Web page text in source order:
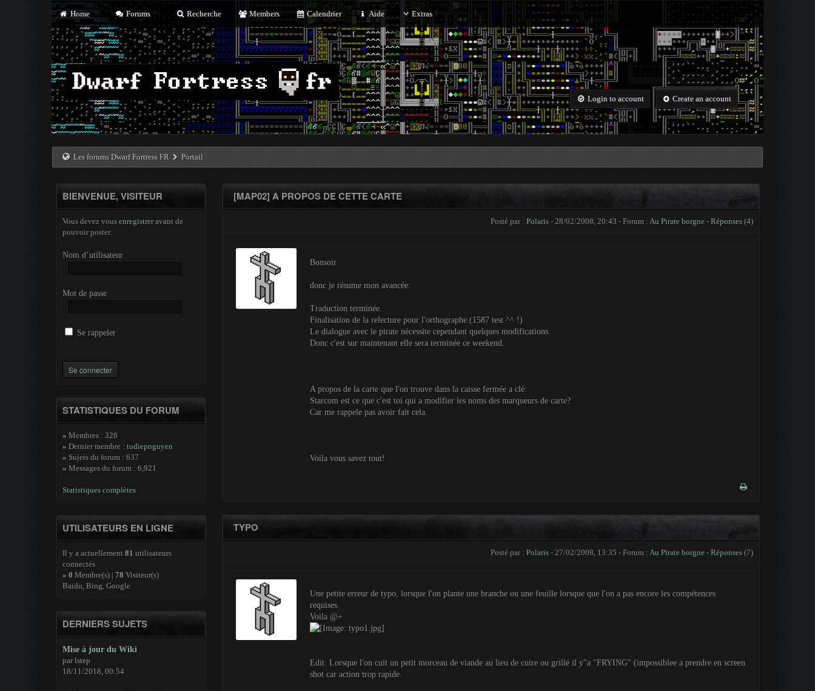
Home Forums Recherche Members Calendrier Aide Extras
Login to account Create an account
Les forums Dwarf Fortress FR Portail
BIENVENUE, VISITEUR
Vous devez vous enregistreravant de
pouvoir poster.
Nom d’utilisateur
Mot de passe
Se rappeler
STATISTIQUES DU FORUM
» Membres : 328
» Dernier membre : todiepnguyen
» Sujets du forum : 637
» Messages du forum : 6,921
Statistiques complètes
UTILISATEURS EN LIGNE
Il y a actuellement 81 utilisateurs
connectés.
» 0 Membre(s) | 78 Visiteur(s)
Baidu, Bing, Google
DERNIERS SUJETS
Mise à jour du Wiki
parlstep
18/11/2018, 00:54
[MAP02] A PROPOS DE CETTE CARTE
Posté par : Polaris- 28/02/2008, 20:43 - Forum : Au Pirate borgne - Réponses(4)
Bonsoir
donc je résume mon avancée:
Traduction terminée.
Finalisation de la relecture pour l'orthographe.(1587 test ^^ !)
Le dialogue avec le pirate nécessite cependant quelques modifications.
Donc c'est sur maintenant elle sera terminée ce weekend.
A propos de la carte que l'on trouve dans la caisse fermée a clé:
Starcom est ce que c'est toi qui a modifier les noms des marqueurs de carte?
Car me rappele pas avoir fait cela.
Voila vous savez tout!
TYPO
Posté par : Polaris- 27/02/2008, 13:35 - Forum : Au Pirate borgne - Réponses(7)
Une petite erreur de typo, lorsque l'on plante une branche ou une feuille lorsque que l'on a pas encore les compétences
requises.
Voila @+
Edit: Lorsque l'on cuit un petit morceau de viande au lieu de cuire ou grillé il y"a "FRYING" (impossiblee a prendre en screen
shot car action trop rapide.